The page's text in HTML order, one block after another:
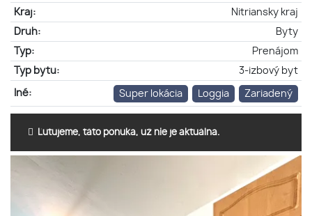
Kraj:
Nitriansky kraj
Druh:
Byty
Typ:
Prenájom
Typ bytu:
3-izbový byt
Iné: Super lokácia Loggia Zariadený
Ľutujeme, táto ponuka, už nie je aktuálna.